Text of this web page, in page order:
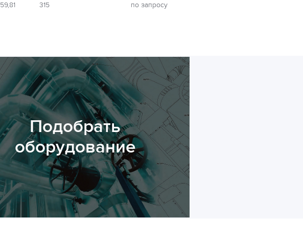
59,81 315 по запросу
Подобрать
оборудование